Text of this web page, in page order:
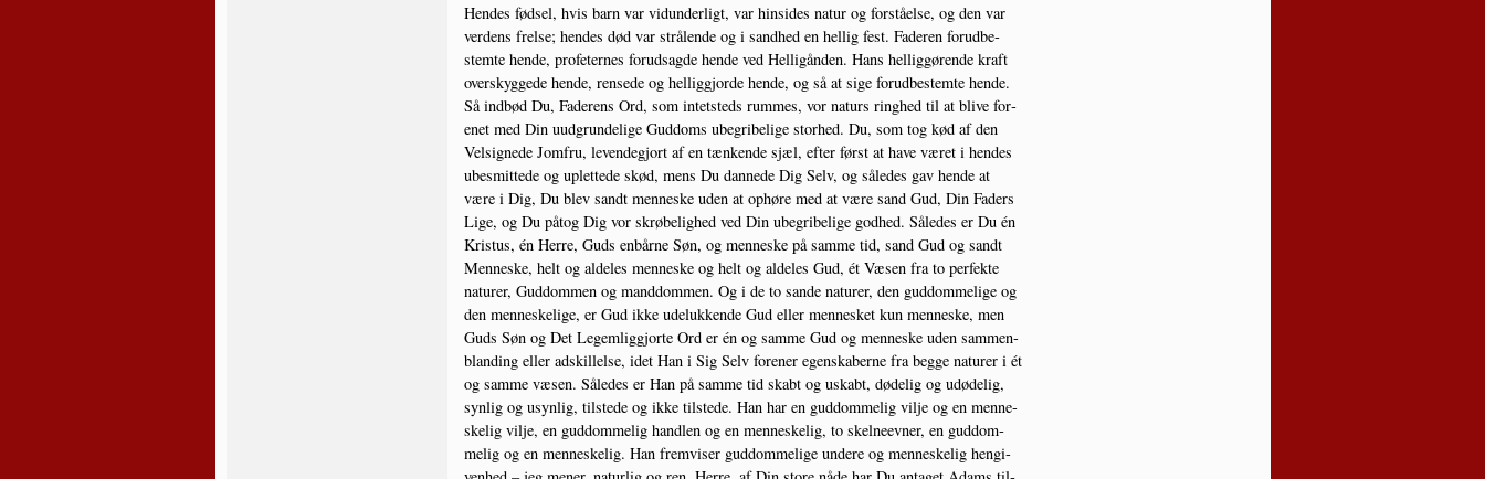
Hen­des fød­sel, hvis barn var vidun­der­ligt, var hin­si­des natur og for­stå­el­se, og den var
ver­dens frel­se; hen­des død var strå­len­de og i sand­hed en hel­lig fest. Fade­ren for­ud­be­
stem­te hen­de, pro­fe­ter­nes for­ud­sag­de hen­de ved Hel­li­gån­den. Hans hel­lig­gø­ren­de kraft
over­skyg­ge­de hen­de, ren­se­de og hel­lig­gjor­de hen­de, og så at sige for­ud­be­stem­te hen­de.
Så ind­bød Du, Fade­rens Ord, som intet­steds rum­mes, vor naturs ring­hed til at bli­ve for­
e­net med Din uud­grun­de­li­ge Gud­doms ube­gri­be­li­ge stor­hed. Du, som tog kød af den
Vel­sig­ne­de Jom­fru, leven­de­gjort af en tæn­ken­de sjæl, efter først at have været i hen­des
ube­smit­te­de og uplet­te­de skød, mens Du dan­ne­de Dig Selv, og såle­des gav hen­de at
være i Dig, Du blev sandt men­ne­ske uden at ophø­re med at være sand Gud, Din Faders
Lige, og Du påtog Dig vor skrø­be­lig­hed ved Din ube­gri­be­li­ge god­hed. Såle­des er Du én
Kristus, én Her­re, Guds enbår­ne Søn, og men­ne­ske på sam­me tid, sand Gud og sandt
Men­ne­ske, helt og alde­les men­ne­ske og helt og alde­les Gud, ét Væsen fra to per­fek­te
natu­rer, Gud­dom­men og mand­dom­men. Og i de to san­de natu­rer, den gud­dom­me­li­ge og
den men­ne­ske­li­ge, er Gud ikke ude­luk­ken­de Gud eller men­ne­sket kun men­ne­ske, men
Guds Søn og Det Legem­lig­gjor­te Ord er én og sam­me Gud og men­ne­ske uden sam­men­
blan­ding eller adskil­lel­se, idet Han i Sig Selv for­e­ner egen­ska­ber­ne fra beg­ge natu­rer i ét
og sam­me væsen. Såle­des er Han på sam­me tid skabt og uskabt, døde­lig og udø­de­lig,
syn­lig og usyn­lig, til­ste­de og ikke til­ste­de. Han har en gud­dom­me­lig vil­je og en men­ne­
ske­lig vil­je, en gud­dom­me­lig hand­len og en men­ne­ske­lig, to skel­ne­ev­ner, en gud­dom­
me­lig og en men­ne­ske­lig. Han frem­vi­ser gud­dom­me­li­ge unde­re og men­ne­ske­lig hen­gi­